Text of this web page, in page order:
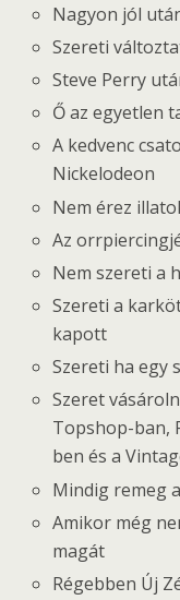
Nagyon jól
Szereti
Steve Perry
Ő az egyetlen
A kedvenc
Nickelodeon
Nem érez
Az
Nem szereti a
Szereti a
kapott
Szereti ha egy
Szeret
Topshop-ban,
ben és a
Mindig remeg
Amikor még
magát
Régebben Új